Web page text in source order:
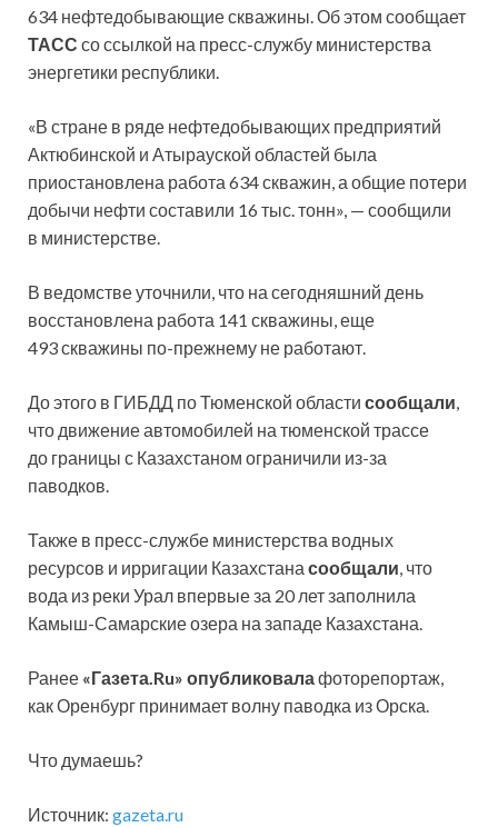
634 нефтедобывающие скважины. Об этом сообщает
ТАСС со ссылкой на пресс-службу министерства
энергетики республики.
«В стране в ряде нефтедобывающих предприятий
Актюбинской и Атырауской областей была
приостановлена работа 634 скважин, а общие потери
добычи нефти составили 16 тыс. тонн», — сообщили
в министерстве.
В ведомстве уточнили, что на сегодняшний день
восстановлена работа 141 скважины, еще
493 скважины по-прежнему не работают.
До этого в ГИБДД по Тюменской области сообщали,
что движение автомобилей на тюменской трассе
до границы с Казахстаном ограничили из-за
паводков.
Также в пресс-службе министерства водных
ресурсов и ирригации Казахстана сообщали, что
вода из реки Урал впервые за 20 лет заполнила
Камыш-Самарские озера на западе Казахстана.
Ранее «Газета.Ru» опубликовалафоторепортаж,
как Оренбург принимает волну паводка из Орска.
Что думаешь?
Источник: gazeta.ru